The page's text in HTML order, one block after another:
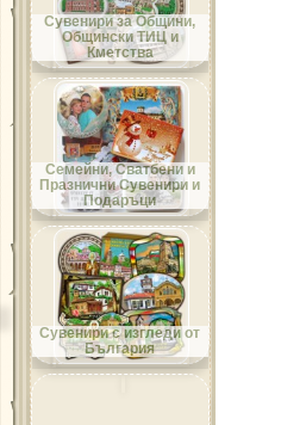
Област Добрич
Област Кърджали
Област Кюстендил
Сувенири за Общини,
Общински ТИЦ и
Кметства
Семейни, Сватбени и
Празнични Сувенири и
Подаръци
Сувенири с изгледи от
България